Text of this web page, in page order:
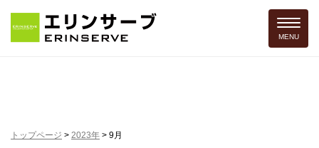
Toggle
MENU
トップページ > 2023年 > 9月